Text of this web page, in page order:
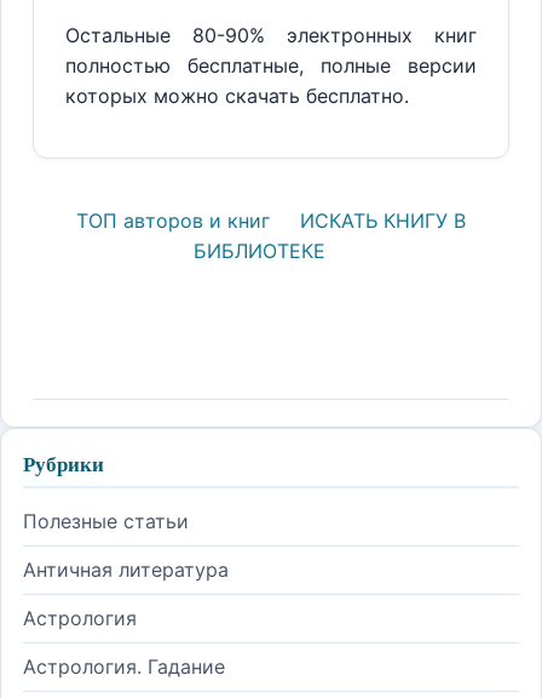
Остальные 80-90% электронных книг
полностью бесплатные, полные версии
которых можно скачать бесплатно.
ТОП авторов и книг
ИСКАТЬ КНИГУ В
БИБЛИОТЕКЕ
Рубрики
Полезные статьи
Античная литература
Астрология
Астрология. Гадание